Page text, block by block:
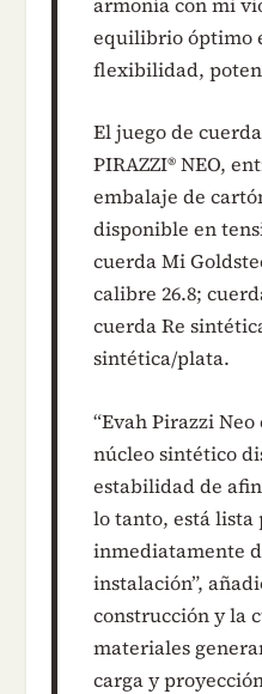
equilibrio óptimo
flexibilidad,
El juego de
PIRAZZI® NEO,
embalaje de
disponible en
cuerda Mi
calibre 26.8;
cuerda Re
sintética/plata.
“Evah Pirazzi
núcleo sintético
estabilidad de
lo tanto, está lista
inmediatamente
instalación”,
construcción y la
materiales
carga y